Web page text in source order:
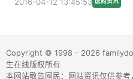
Copyright © 1998 - 2026
生在线版权所有
本网站敬告网民：网站资讯仅供参